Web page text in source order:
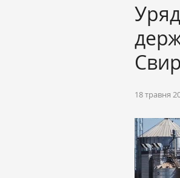
18 травня